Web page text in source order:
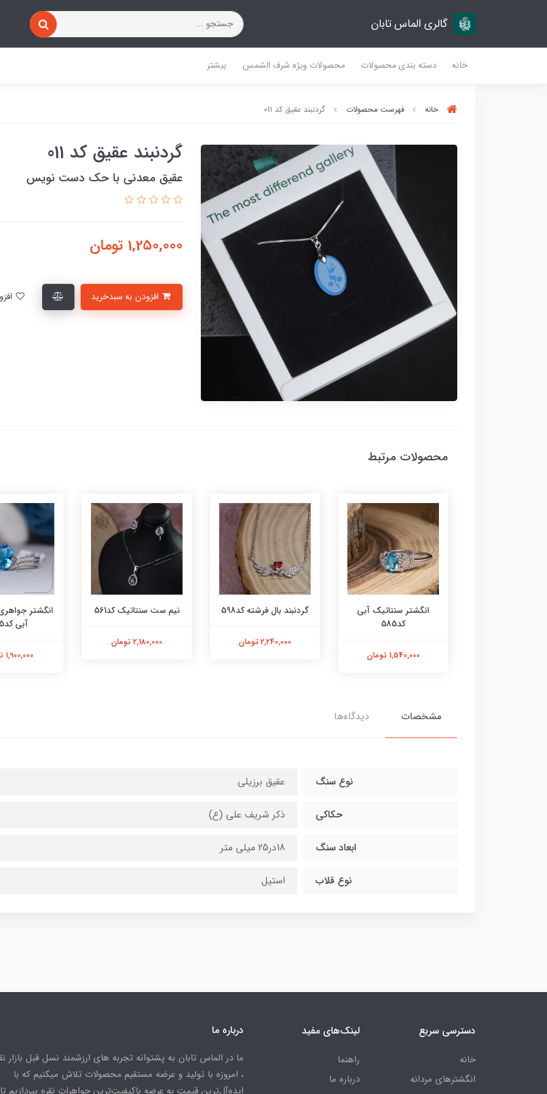
گالری الماس تابان
خانه دسته بندی محصولات محصولات ویژه شرف الشمس بیشتر
خانه فهرست محصولات گردنبند عقیق کد 011
گردنبند عقیق کد 011
عقیق معدنی با حک دست نویس
1,250,000 تومان
محصولات مرتبط
انگشتر سنتاتیک آبی
کد585
1,540,000 تومان
گردنبند بال فرشته کد598
2,240,000 تومان
نیم ست سنتاتیک کد561
2,180,000 تومان
انگشتر
آبی کد565
1,900,000 تومان
مشخصات دیدگاه‌ها
نوع سنگ عقیق برزیلی
حکاکی ذکر شریف علی (ع)
ابعاد سنگ 18در25 میلی متر
نوع قلاب استیل
دسترسی سریع
خانه
انگشترهای مردانه
لینک‌های مفید
راهنما
درباره ما
درباره ما
ما در الماس تابان به پشتوانه تجربه های ارزشمند نسل قبل بازار
، امروزه با تولید و عرضه مستقیم محصولات تلاش میکنیم که با
ایده‌آل‌ترین قیمت به عرضه باکیفیت‌ترین جواهرات نقره بپردازیم تا